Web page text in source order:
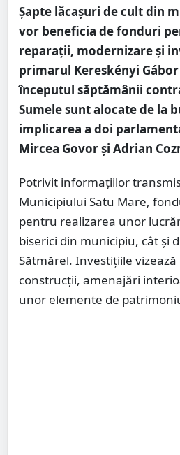
Șapte lăcașuri de cult din
vor beneficia de fonduri
reparații, modernizare și
primarul Kereskényi
începutul săptămânii
Sumele sunt alocate de la
implicarea a doi
Mircea Govor și Adrian
Potrivit informațiilor
Municipiului Satu Mare,
pentru realizarea unor
biserici din municipiu, cât și
Sătmărel. Investițiile
construcții, amenajări
unor elemente de